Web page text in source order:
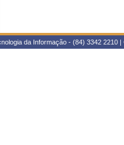
da Informação - (84) 3342